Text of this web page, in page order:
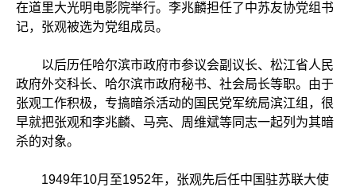
在道里大光明电影院举行。李兆麟担任了中苏友协党组书
记，张观被选为党组成员。
以后历任哈尔滨市政府市参议会副议长、松江省人民
政府外交科长、哈尔滨市政府秘书、社会局长等职。由于
张观工作积极，专搞暗杀活动的国民党军统局滨江组，很
早就把张观和李兆麟、马亮、周维斌等同志一起列为其暗
杀的对象。
1949年10月至1952年，张观先后任中国驻苏联大使